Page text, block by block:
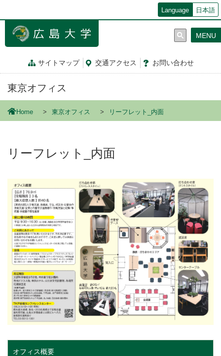
ン
Language 日本語
サイトマップ 交通アクセス お問い合わせ
MENU
東京オフィス
Home 東京オフィス リーフレット_内面
リーフレット_内面
オフィス概要